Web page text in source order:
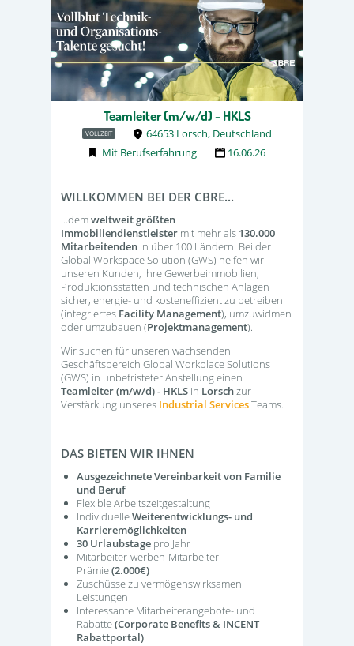
Teamleiter (m/w/d) - HKLS
VOLLZEIT
64653 Lorsch, Deutschland
Mit Berufserfahrung
16.06.26
WILLKOMMEN BEI DER CBRE...
...demweltweit größten
Immobiliendienstleister mit mehr als 130.000
Mitarbeitenden in über 100 Ländern. Bei der
Global Workspace Solution (GWS) helfen wir
unseren Kunden, ihre Gewerbeimmobilien,
Produktionsstätten und technischen Anlagen
sicher, energie- und kosteneffizient zu betreiben
(integriertes Facility Management), umzuwidmen
oder umzubauen (Projektmanagement).
Wir suchen für unseren wachsenden
Geschäftsbereich Global Workplace Solutions
(GWS) in unbefristeter Anstellung einen
Teamleiter (m/w/d) - HKLS in Lorschzur
Verstärkung unseres Industrial ServicesTeams.
DAS BIETEN WIR IHNEN
Ausgezeichnete Vereinbarkeit von Familie
und Beruf
Flexible Arbeitszeitgestaltung
IndividuelleWeiterentwicklungs- und
Karrieremöglichkeiten
30 Urlaubstage pro Jahr
Mitarbeiter-werben-Mitarbeiter
Prämie(2.000€)
Zuschüsse zu vermögenswirksamen
Leistungen
Interessante Mitarbeiterangebote- und
Rabatte(Corporate Benefits & INCENT
Rabattportal)